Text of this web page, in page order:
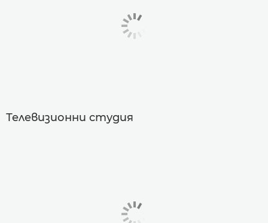
Телевизионни студия